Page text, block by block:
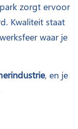
zorgt ervoor
Kwaliteit staat
waar je
, en je